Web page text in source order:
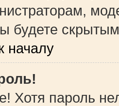
будете
началу
Хотя пароль